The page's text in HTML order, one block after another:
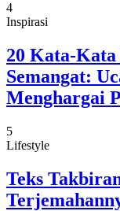
4
Inspirasi
20 Kata-
Semangat:
Menghargai
5
Lifestyle
Teks